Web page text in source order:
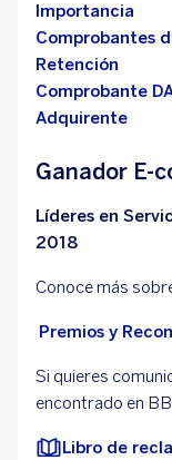
Importancia
Comprobantes
Retención
Comprobante
Adquirente
Ganador E-
Líderes en
2018
Conoce más
Premios y
Si quieres
encontrado en
Libro de